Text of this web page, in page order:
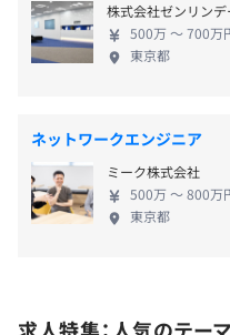
当社はJASDAQ上場会社
ります。
■スキルアップ研修
「学び屋」である講師が
学び、社員が学んでいけ
■交通費支給（実費支給
■残業手当
賞与：なし
※会社の業績により決算
株式会社ゼンリンデ
500万 〜 700万
東京都
ネットワークエンジニア
ミーク株式会社
500万 〜 800万
東京都